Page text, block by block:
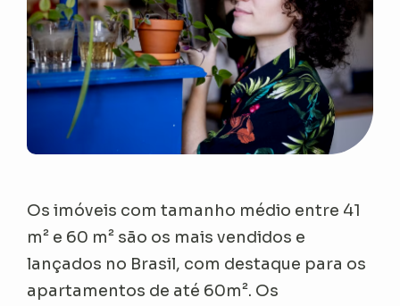
Os imóveis com tamanho médio entre 41
m² e 60 m² são os mais vendidos e
lançados no Brasil, com destaque para os
apartamentos de até 60m². Os